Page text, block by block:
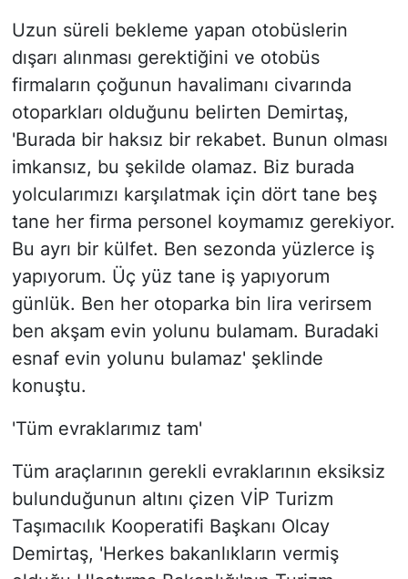
Uzun süreli bekleme yapan otobüslerin
dışarı alınması gerektiğini ve otobüs
firmaların çoğunun havalimanı civarında
otoparkları olduğunu belirten Demirtaş,
'Burada bir haksız bir rekabet. Bunun olması
imkansız, bu şekilde olamaz. Biz burada
yolcularımızı karşılatmak için dört tane beş
tane her firma personel koymamız gerekiyor.
Bu ayrı bir külfet. Ben sezonda yüzlerce iş
yapıyorum. Üç yüz tane iş yapıyorum
günlük. Ben her otoparka bin lira verirsem
ben akşam evin yolunu bulamam. Buradaki
esnaf evin yolunu bulamaz' şeklinde
konuştu.
'Tüm evraklarımız tam'
Tüm araçlarının gerekli evraklarının eksiksiz
bulunduğunun altını çizen VİP Turizm
Taşımacılık Kooperatifi Başkanı Olcay
Demirtaş, 'Herkes bakanlıkların vermiş